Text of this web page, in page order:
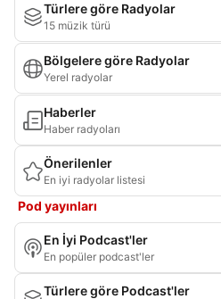
Türlere göre Radyolar
15 müzik türü
Bölgelere göre Radyolar
Yerel radyolar
Haberler
Haber radyoları
Önerilenler
En iyi radyolar listesi
Pod yayınları
En İyi Podcast'ler
En popüler podcast'ler
Türlere göre Podcast'ler